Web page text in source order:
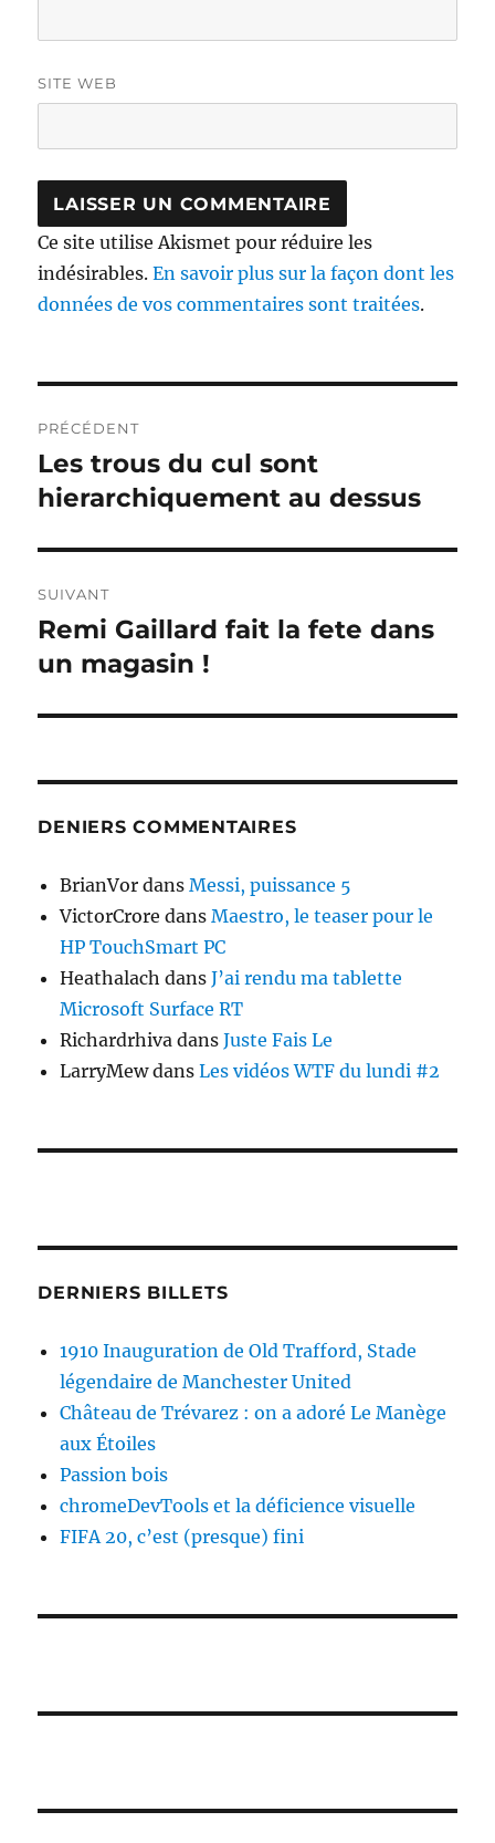
SITE WEB
Ce site utilise Akismet pour réduire les
indésirables.En savoir plus sur la façon dont les
données de vos commentaires sont traitées.
de
l’article
PRÉCÉDENT
Publication
précédente :
Les trous du cul sont
hierarchiquement au dessus
SUIVANT
Publication
suivante :
Remi Gaillard fait la fete dans
un magasin !
DENIERS COMMENTAIRES
BrianVor dansMessi, puissance 5
VictorCrore dansMaestro, le teaser pour le
HP TouchSmart PC
Heathalach dansJ’ai rendu ma tablette
Microsoft Surface RT
Richardrhiva dansJuste Fais Le
LarryMewdansLes vidéos WTF du lundi #2
DERNIERS BILLETS
1910 Inauguration de Old Trafford, Stade
légendaire de Manchester United
Château de Trévarez : on a adoré Le Manège
aux Étoiles
Passion bois
chromeDevTools et la déficience visuelle
FIFA 20, c’est (presque) fini